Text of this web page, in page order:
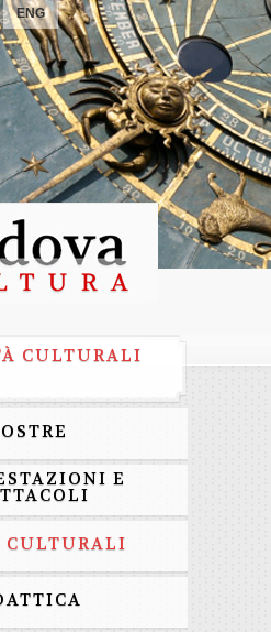
ENG
CULTURALI
E
CULTURALI